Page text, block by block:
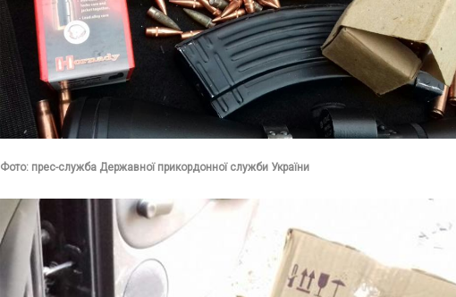
Фото: прес-служба Державної прикордонної служби України